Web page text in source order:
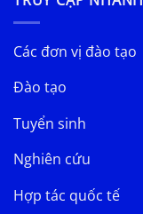
Các đơn vị đào tạo
Đào tạo
Tuyển sinh
Nghiên cứu
Hợp tác quốc tế